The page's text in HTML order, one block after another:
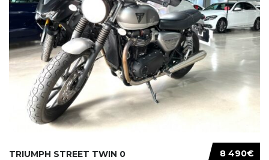
8 490€
TRIUMPH STREET TWIN 0